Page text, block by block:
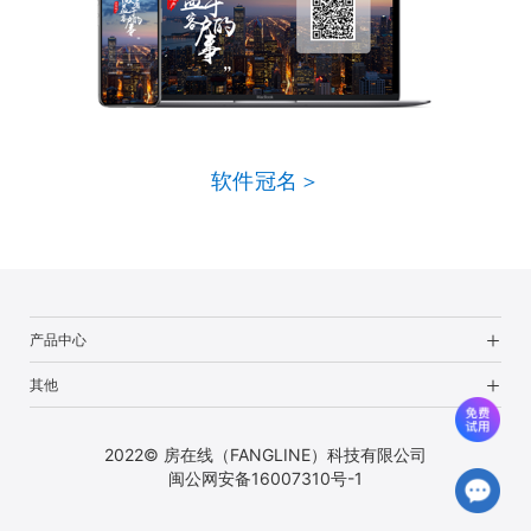
软件冠名＞
产品中心
其他
2022© 房在线（FANGLINE）科技有限公司
闽公网安备16007310号-1